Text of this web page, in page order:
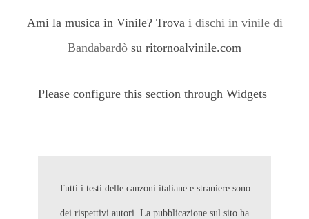
Ami la musica in Vinile? Trova i dischi in vinile di
Bandabardò su ritornoalvinile.com
Please configure this section through Widgets
Tutti i testi delle canzoni italiane e straniere sono
dei rispettivi autori. La pubblicazione sul sito ha